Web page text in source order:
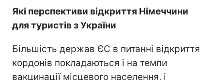
Які перспективи відкриття Німеччини
для туристів з України
Більшість держав ЄС в питанні відкриття
кордонів покладаються і на темпи
вакцинації місцевого населення, і